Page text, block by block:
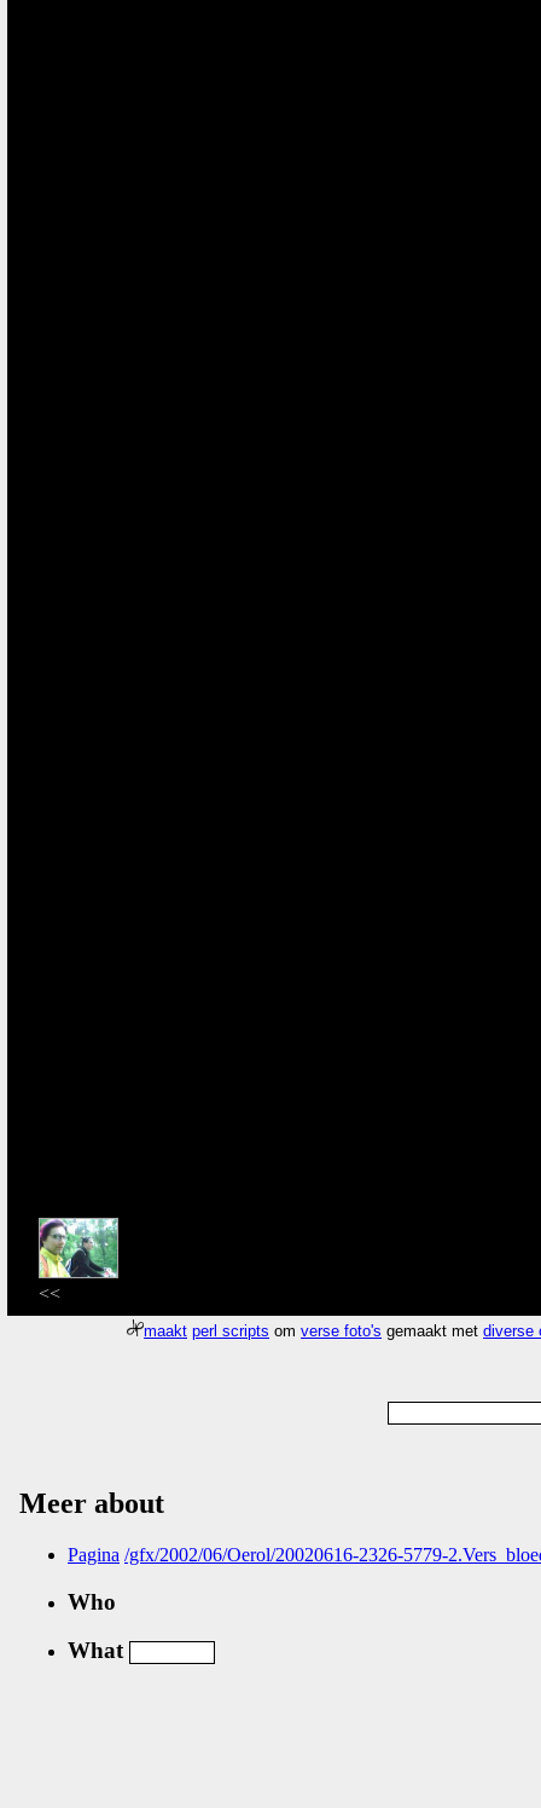
<<
maakt perl scripts omverse foto's gemaakt metdiverse
Meer about
Pagina /gfx/2002/06/Oerol/20020616-2326-5779-
Who
What